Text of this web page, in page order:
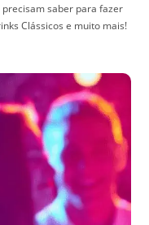
saber para fazer
Clássicos e muito mais!